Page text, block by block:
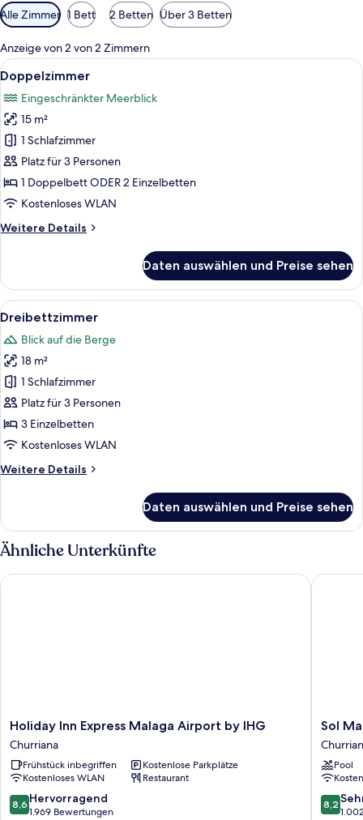
Verfügbare
Filter
für
Zimmer
Alle Zimmer 1 Bett 2 Betten Über 3 Betten
Anzeige von 2 von 2 Zimmern
Alle
Fotos
für
Doppelzimmer
anzeigen
Ein Hotelzimmer mit zwei Betten,
5
Doppelzimmer
Eingeschränkter Meerblick
15 m²
1 Schlafzimmer
Platz für 3 Personen
1 Doppelbett ODER 2 Einzelbetten
Kostenloses WLAN
Weitere Details
Weitere
Daten auswählen und Preise sehen
Alle
Fotos
für
Dreibettzimmer
anzeigen
Ein Hotelzimmer mit zwei Betten,
4
Dreibettzimmer
Blick auf die Berge
18 m²
1 Schlafzimmer
Platz für 3 Personen
3 Einzelbetten
Kostenloses WLAN
Weitere Details
Weitere
Daten auswählen und Preise sehen
Ähnliche Unterkünfte
Holiday
Inn
Express
Malaga
Airport
by
IHG
Holiday Inn Express Malaga Airport by IHG
Churriana
Frühstück inbegriffen
Kostenlose Parkplätze
Kostenloses WLAN
Restaurant
8.6
von
8,6 Hervorragend
1.969 Bewertungen
Holiday Inn Express Malaga Airport by IHG
Sol
Malaga
Sol
Pool
8.2
von
8,2
Sol